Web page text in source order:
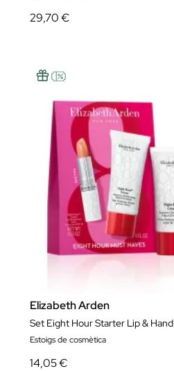
29,70 €
Elizabeth Arden
Set Eight Hour Starter Lip & Hand
Estoigs de cosmètica
14,05 €